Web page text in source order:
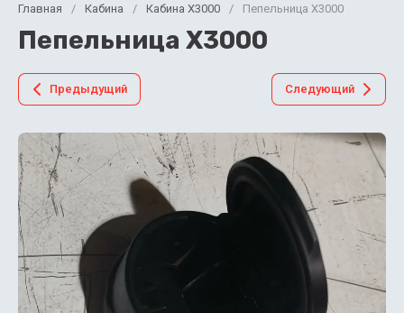
Главная / Кабина / Кабина X3000 / Пепельница Х3000
Пепельница Х3000
Предыдущий Следующий